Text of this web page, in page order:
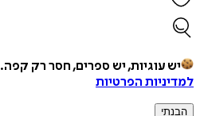
יש עוגיות, יש ספרים, חסר רק קפה.
למדיניות הפרטיות
הבנתי